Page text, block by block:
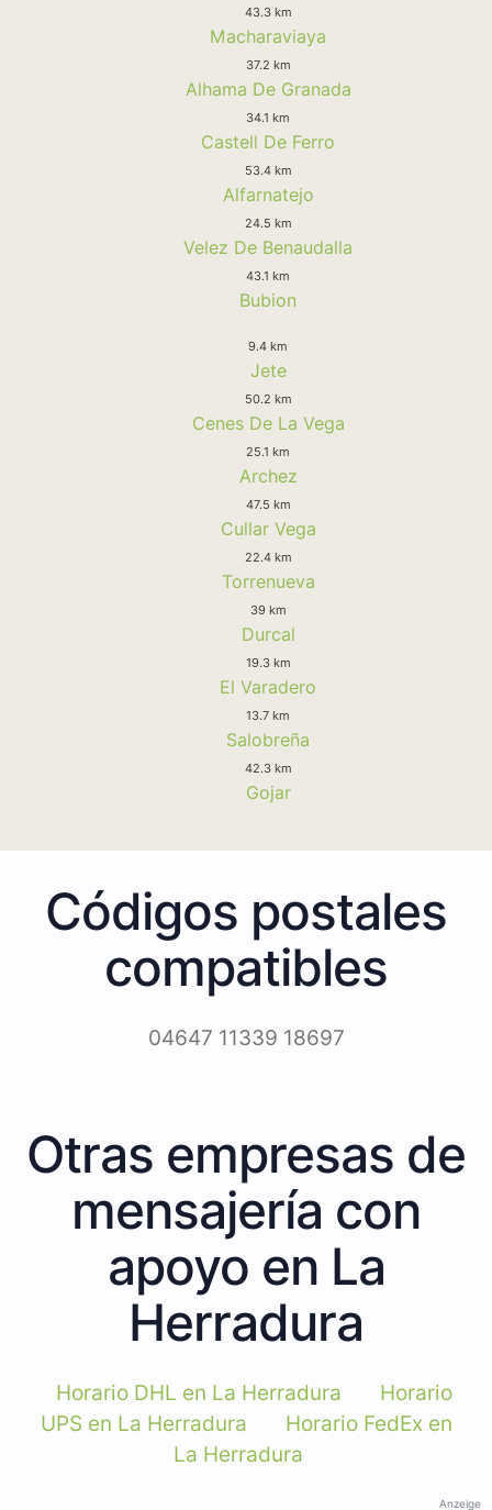
43.3 km
Macharaviaya
37.2 km
Alhama De Granada
34.1 km
Castell De Ferro
53.4 km
Alfarnatejo
24.5 km
Velez De Benaudalla
43.1 km
Bubion
9.4 km
Jete
50.2 km
Cenes De La Vega
25.1 km
Archez
47.5 km
Cullar Vega
22.4 km
Torrenueva
39 km
Durcal
19.3 km
El Varadero
13.7 km
Salobreña
42.3 km
Gojar
Códigos postales
compatibles
04647 11339 18697
Otras empresas de
mensajería con
apoyo en La
Herradura
Horario DHL en La Herradura
Horario
UPS en La Herradura
Horario FedEx en
La Herradura
Anzeige